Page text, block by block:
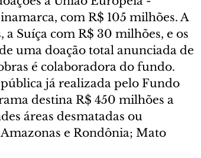
com R$ 105 milhões. A
Suíça com R$ 30 milhões, e os
uma doação total anunciada de
é colaboradora do fundo.
já realizada pelo Fundo
destina R$ 450 milhões a
áreas desmatadas ou
e Rondônia; Mato